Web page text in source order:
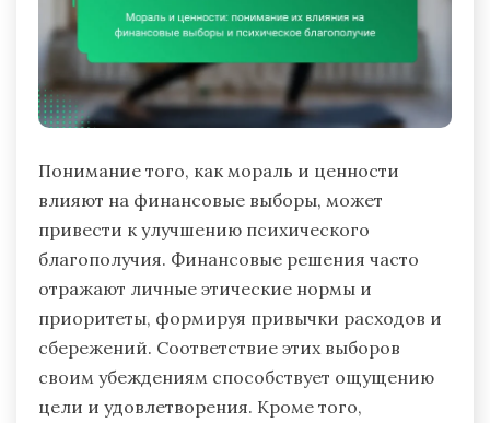
Понимание того, как мораль и ценности
влияют на финансовые выборы, может
привести к улучшению психического
благополучия. Финансовые решения часто
отражают личные этические нормы и
приоритеты, формируя привычки расходов и
сбережений. Соответствие этих выборов
своим убеждениям способствует ощущению
цели и удовлетворения. Кроме того,